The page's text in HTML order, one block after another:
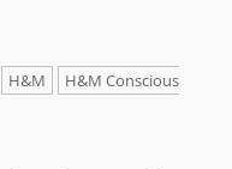
H&M
H&M Conscious